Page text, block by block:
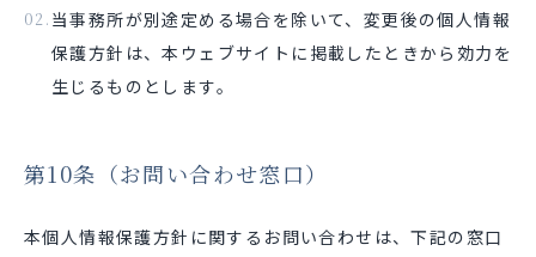
当事務所が別途定める場合を除いて、変更後の個人情報
保護方針は、本ウェブサイトに掲載したときから効力を
生じるものとします。
第10条（お問い合わせ窓口）
本個人情報保護方針に関するお問い合わせは、下記の窓口